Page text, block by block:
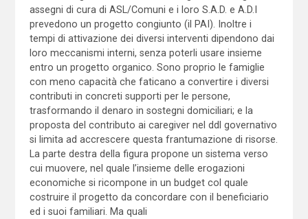
assegni di cura di ASL/Comuni e i loro S.A.D. e A.D.I
prevedono un progetto congiunto (il PAI). Inoltre i
tempi di attivazione dei diversi interventi dipendono dai
loro meccanismi interni, senza poterli usare insieme
entro un progetto organico. Sono proprio le famiglie
con meno capacità che faticano a convertire i diversi
contributi in concreti supporti per le persone,
trasformando il denaro in sostegni domiciliari; e la
proposta del contributo ai caregiver nel ddl governativo
si limita ad accrescere questa frantumazione di risorse.
La parte destra della figura propone un sistema verso
cui muovere, nel quale l’insieme delle erogazioni
economiche si ricompone in un budget col quale
costruire il progetto da concordare con il beneficiario
ed i suoi familiari. Ma quali